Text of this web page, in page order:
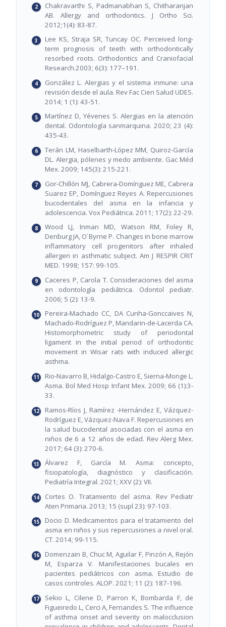
Chakravarthi S, Padmanabhan S, Chitharanjan
AB. Allergy and orthodontics. J Ortho Sci.
2012;1(4): 83-87.
Lee KS, Straja SR, Tuncay OC. Perceived long-
term prognosis of teeth with orthodontically
resorbed roots. Orthodontics and Craniofacial
Research.2003; 6(3): 177–191.
González L. Alergias y el sistema inmune: una
revisión desde el aula. Rev Fac Cien Salud UDES.
2014; 1 (1): 43-51.
Martínez D, Yévenes S. Alergias en la atención
dental. Odontología sanmarquina. 2020; 23 (4):
435-43.
Terán LM, Haselbarth-López MM, Quiroz-García
DL. Alergia, pólenes y medo ambiente. Gac Méd
Mex. 2009; 145(3): 215-221.
Gor-Chillón MJ, Cabrera-Domínguez ME, Cabrera
Suarez EP, Domínguez Reyes A. Repercusiones
bucodentales del asma en la infancia y
adolescencia. Vox Pediátrica. 2011; 17(2): 22-29.
Wood LJ, Inman MD, Watson RM, Foley R,
Denburg JA, O´Byrne P. Changes in bone marrow
inflammatory cell progenitors after inhaled
allergen in asthmatic subject. Am J RESPIR CRIT
MED. 1998; 157: 99-105.
Caceres P, Carola T. Consideraciones del asma
en odontología pediátrica. Odontol pediatr.
2006; 5 (2): 13-9.
Pereira-Machado CC, DA Cunha-Gonccaives N,
Machado-Rodríguez P, Mandarin-de-Lacerda CA.
Histomorphometric study of periodontal
ligament in the initial period of orthodontic
movement in Wisar rats with induced allergic
asthma.
Rio-Navarro B, Hidalgo-Castro E, Sierna-Monge L.
Asma. Bol Med Hosp Infant Mex. 2009; 66 (1):3-
33.
Ramos-Ríos J, Ramírez -Hernández E, Vázquez-
Rodríguez E, Vázquez-Nava F. Repercusiones en
la salud bucodental asociadas con el asma en
niños de 6 a 12 años de edad. Rev Alerg Mex.
2017; 64 (3): 270-6.
Álvarez F, García M. Asma: concepto,
fisiopatología, diagnóstico y clasificación.
Pediatría Integral. 2021; XXV (2): VII.
Cortes O. Tratamiento del asma. Rev Pediatr
Aten Primaria. 2013; 15 (supl 23): 97-103.
Docio D. Medicamentos para el tratamiento del
asma en niños y sus repercusiones a nivel oral.
CT. 2014; 99-115.
Domenzain B, Chuc M, Aguilar F, Pinzón A, Rejón
M, Esparza V. Manifestaciones bucales en
pacientes pediátricos con asma. Estudio de
casos controles. ALOP. 2021; 11 (2): 187-196.
Sekio L, Cilene D, Parron K, Bombarda F, de
Figueiredo L, Cerci A, Fernandes S. The influence
of asthma onset and severity on malocclusion